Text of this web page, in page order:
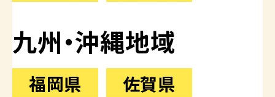
九州・沖縄地域
福岡県
佐賀県